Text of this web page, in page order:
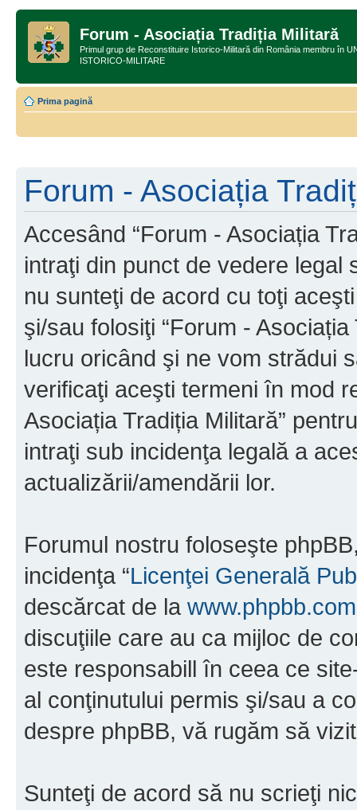
Forum - Asociația Tradiția Militară
Primul grup de Reconstituire Istorico-Militară din România membru în
ISTORICO-MILITARE
Prima pagină
Forum - Asociația
Accesând “Forum - Asociația
intraţi din punct de vedere legal
nu sunteţi de acord cu toţi
şi/sau folosiţi “Forum -
lucru oricând şi ne vom strădui
verificaţi aceşti termeni în mod
Asociația Tradiția Militară”
intraţi sub incidenţa legală a
actualizării/amendării lor.
Forumul nostru foloseşte
incidenţa “Licenţei Generală
descărcat de la www.phpbb.com
discuţiile care au ca mijloc de
este responsabill în ceea ce
al conţinutului permis şi/sau a
despre phpBB, vă rugăm să
Sunteţi de acord să nu scrieţi